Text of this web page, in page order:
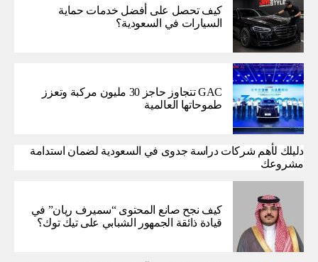
كيف تحصل على أفضل خدمات حماية
السيارات في السعودية؟
GAC تتجاوز حاجز 30 مليون مركبة وتعزز
طموحاتها العالمية
دليلك لأهم شركات دراسة جدوى في السعودية لضمان استدامة
مشروعك
كيف نجح صانع المحتوى “سميرف ريان” في
قيادة ذائقة الجمهور الشبابي على تيك توك؟